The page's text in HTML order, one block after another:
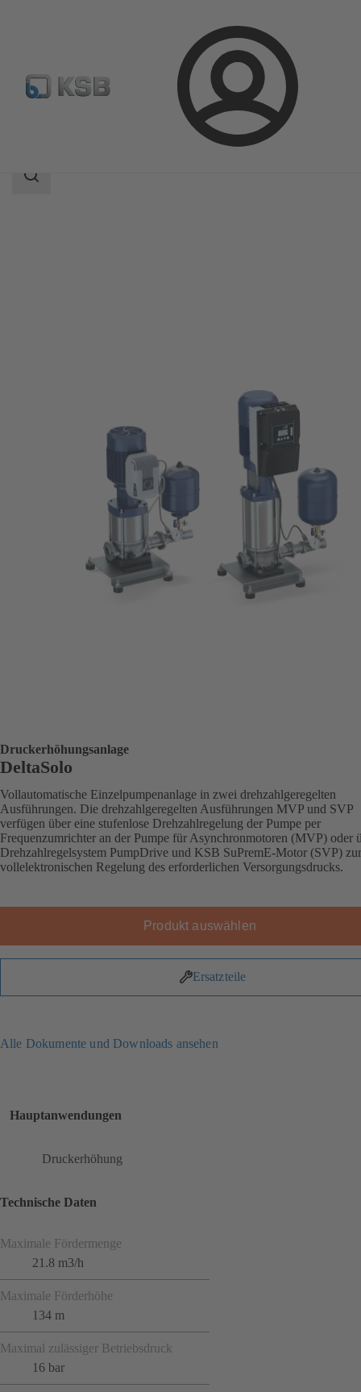
Login
DeltaSolo
Suchbereich
Druckerhöhungsanlage
DeltaSolo
Vollautomatische Einzelpumpenanlage in zwei drehzahlgeregelten
Ausführungen. Die drehzahlgeregelten Ausführungen MVP und SVP
verfügen über eine stufenlose Drehzahlregelung der Pumpe per
Frequenzumrichter an der Pumpe für Asynchronmotoren (MVP) oder
Drehzahlregelsystem PumpDrive und KSB SuPremE-Motor (SVP) zur
vollelektronischen Regelung des erforderlichen Versorgungsdrucks.
Produkt auswählen
Ersatzteile
Alle Dokumente und Downloads ansehen
Hauptanwendungen
Druckerhöhung
Technische Daten
Maximale Fördermenge
21.8 m3/h
Maximale Förderhöhe
134 m
Maximal zulässiger Betriebsdruck
16 bar